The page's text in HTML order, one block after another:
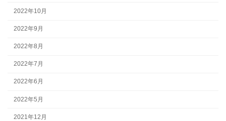
2022年10月
2022年9月
2022年8月
2022年7月
2022年6月
2022年5月
2021年12月